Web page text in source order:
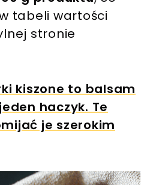
tabeli wartości
stronie
kiszone to balsam
haczyk. Te
je szerokim